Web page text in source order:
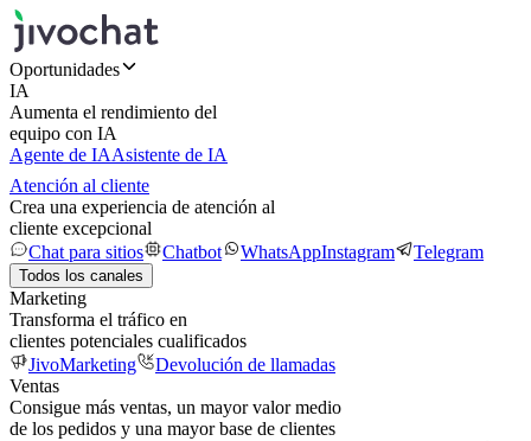
Oportunidades
IA
Aumenta el rendimiento del
equipo con IA
Agente de IAAsistente de IA
Atención al cliente
Crea una experiencia de atención al
cliente excepcional
Chat para sitios
Chatbot WhatsAppInstagram Telegram
Todos los canales
Marketing
Transforma el tráfico en
clientes potenciales cualificados
JivoMarketing
Devolución de llamadas
Ventas
Consigue más ventas, un mayor valor medio
de los pedidos y una mayor base de clientes